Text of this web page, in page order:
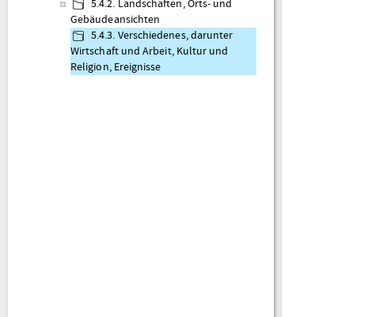
5.4.2. Landschaften, Orts- und
Gebäudeansichten
5.4.3. Verschiedenes, darunter
Wirtschaft und Arbeit, Kultur und
Religion, Ereignisse